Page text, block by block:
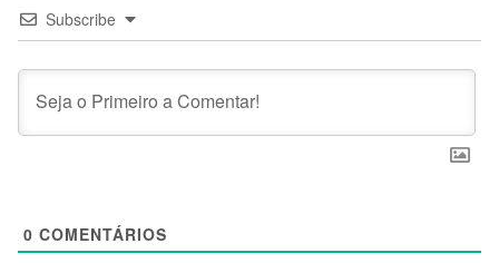
Subscribe
0 COMENTÁRIOS